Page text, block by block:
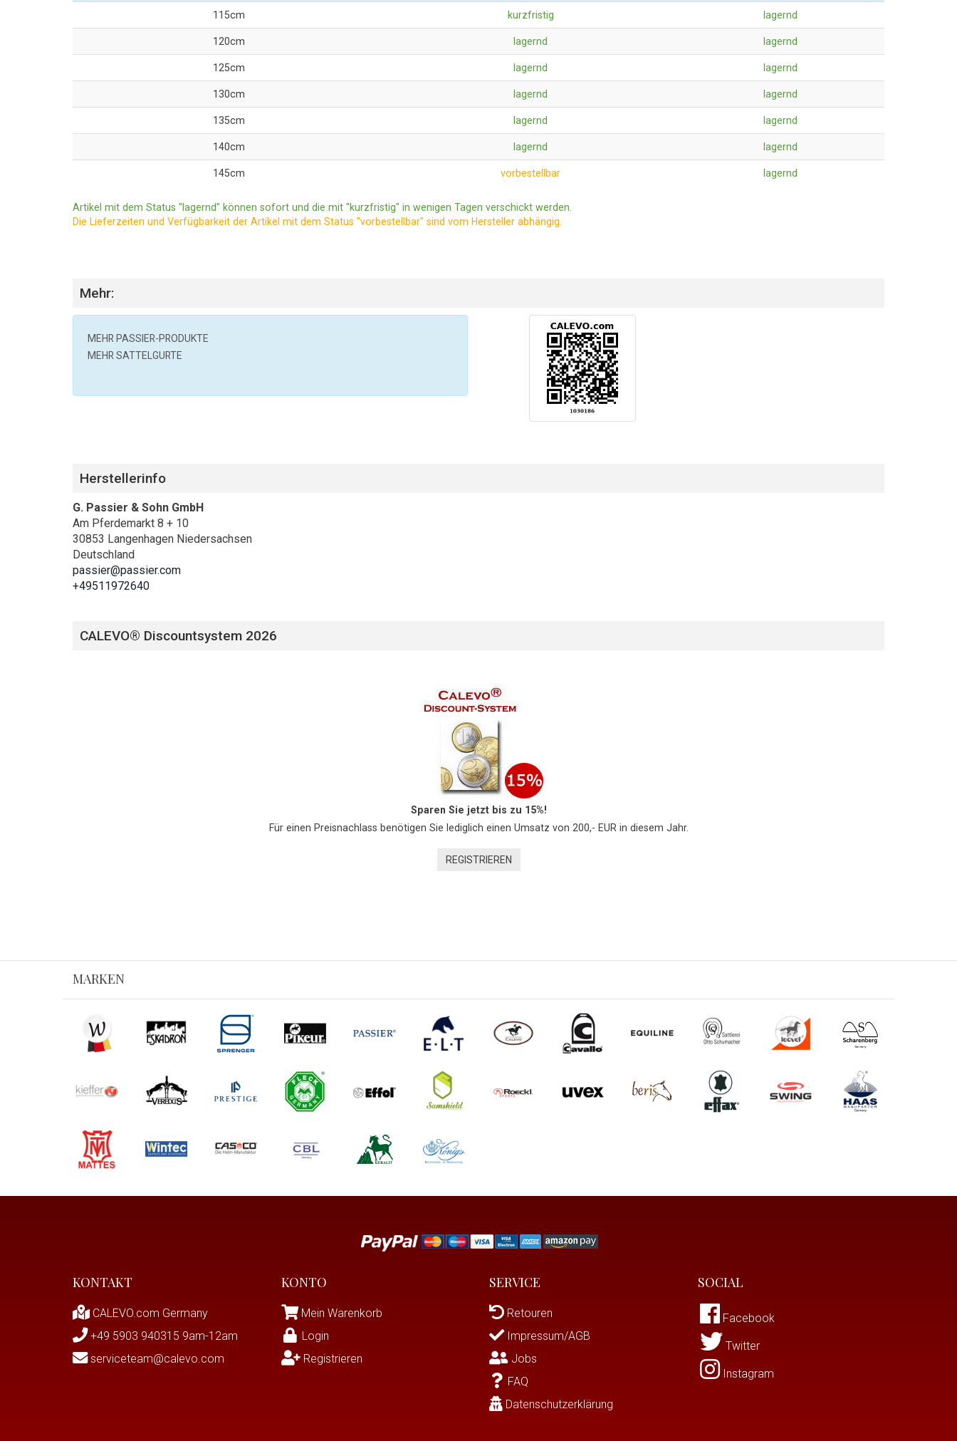
115cm kurzfristig lagernd
120cm lagernd lagernd
125cm lagernd lagernd
130cm lagernd lagernd
135cm lagernd lagernd
140cm lagernd lagernd
145cm vorbestellbar lagernd
Artikel mit dem Status "lagernd" können sofort und die mit "kurzfristig" in wenigen Tagen verschickt werden.
Die Lieferzeiten und Verfügbarkeit der Artikel mit dem Status "vorbestellbar" sind vom Hersteller abhängig.
Mehr:
MEHR PASSIER-PRODUKTE
MEHR SATTELGURTE
Herstellerinfo
G. Passier & Sohn GmbH
Am Pferdemarkt 8 + 10
30853 Langenhagen Niedersachsen
Deutschland
passier@passier.com
+49511972640
CALEVO® Discountsystem 2026
Sparen Sie jetzt bis zu 15%!
Für einen Preisnachlass benötigen Sie lediglich einen Umsatz von 200,- EUR in diesem Jahr.
REGISTRIEREN
MARKEN
KONTAKT
CALEVO.com Germany
+49 5903 940315 9am-12am
serviceteam@calevo.com
KONTO
Mein Warenkorb
Login
Registrieren
SERVICE
Retouren
Impressum/AGB
Jobs
FAQ
Datenschutzerklärung
SOCIAL
Facebook
Twitter
Instagram